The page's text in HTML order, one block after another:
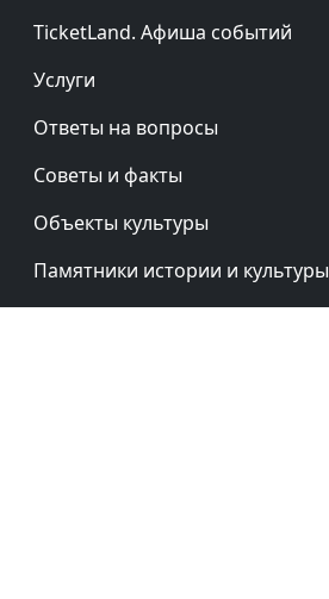
TicketLand. Афиша событий
Услуги
Ответы на вопросы
Советы и факты
Объекты культуры
Памятники истории и культуры